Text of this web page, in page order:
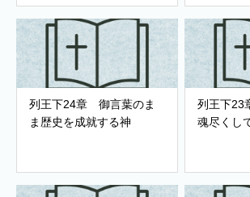
列王下24章 御言葉のま
ま歴史を成就する神
列王下
魂尽くし